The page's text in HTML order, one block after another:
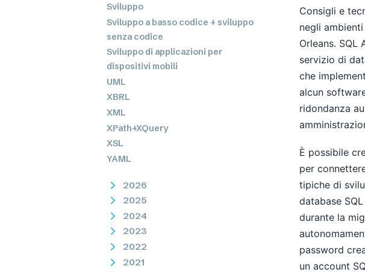
Sviluppo
Sviluppo a basso codice + sviluppo
senza codice
Sviluppo di applicazioni per
dispositivi mobili
UML
XBRL
XML
XPath+XQuery
XSL
YAML
2026
2025
2024
2023
2022
2021
Consigli e
negli
Orleans.
servizio di
che
alcun
ridondanza
È possibile
per
tipiche di
database
durante la
password
un account